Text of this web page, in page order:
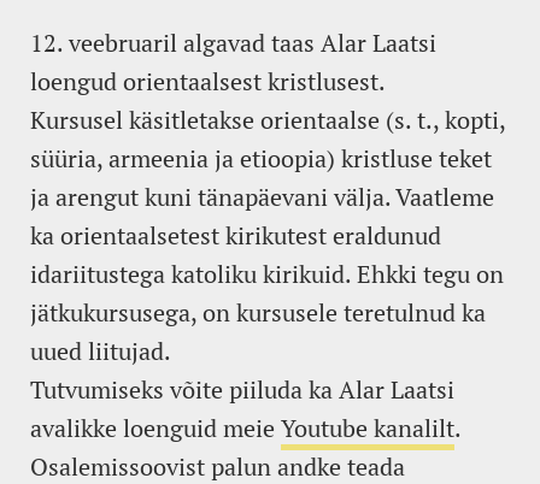
12. veebruaril algavad taas Alar Laatsi
loengud orientaalsest kristlusest.
Kursusel käsitletakse orientaalse (s. t., kopti,
süüria, armeenia ja etioopia) kristluse teket
ja arengut kuni tänapäevani välja. Vaatleme
ka orientaalsetest kirikutest eraldunud
idariitustega katoliku kirikuid. Ehkki tegu on
jätkukursusega, on kursusele teretulnud ka
uued liitujad.
Tutvumiseks võite piiluda ka Alar Laatsi
avalikke loenguid meie Youtube kanalilt.
Osalemissoovist palun andke teada